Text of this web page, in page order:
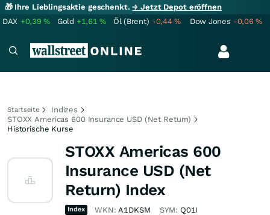
🎁 Ihre Lieblingsaktie geschenkt.→ Jetzt Depot eröffnen
DAX +0,39% Gold +1,61% Öl (Brent) -0,44% Dow Jones -0,06%
Startseite
Indizes
STOXX Americas 600 Insurance USD (Net Return)
Historische Kurse
STOXX Americas 600
Insurance USD (Net
Return) Index
Index WKN:A1DKSM SYM: Q01I